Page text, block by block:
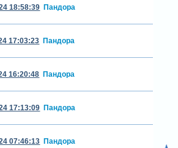
18:58:39 Пандора
17:03:23 Пандора
16:20:48 Пандора
17:13:09 Пандора
07:46:13 Пандора